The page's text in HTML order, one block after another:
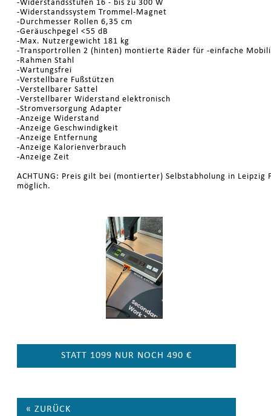
-Widerstandsstufen 16 - bis zu 300 W
-Widerstandssystem Trommel-Magnet
-Durchmesser Rollen 6,35 cm
-Geräuschpegel <55 dB
-Max. Nutzergewicht 181 kg
-Transportrollen 2 (hinten) montierte Räder für -einfache
-Rahmen Stahl
-Wartungsfrei
-Verstellbare Fußstützen
-Verstellbarer Sattel
-Verstellbarer Widerstand elektronisch
-Stromversorgung Adapter
-Anzeige Widerstand
-Anzeige Geschwindigkeit
-Anzeige Entfernung
-Anzeige Kalorienverbrauch
-Anzeige Zeit
ACHTUNG: Preis gilt bei (montierter) Selbstabholung in
möglich.
STATT 1099 NUR NOCH 490 €
« ZURÜCK